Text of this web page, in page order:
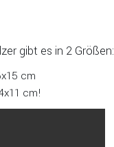
gibt es in 2 Größen:
cm
cm!